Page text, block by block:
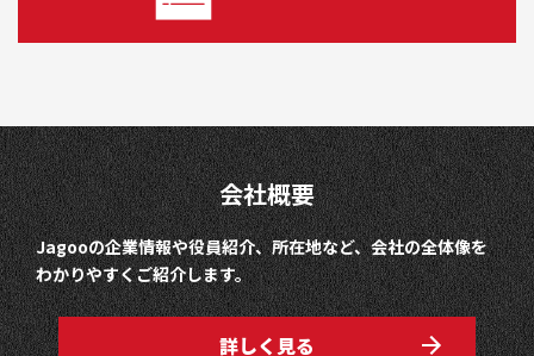
会社概要
Jagooの企業情報や役員紹介、所在地など、会社の全体像を
わかりやすくご紹介します。
詳しく見る